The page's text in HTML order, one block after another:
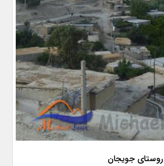
روستای جویجان